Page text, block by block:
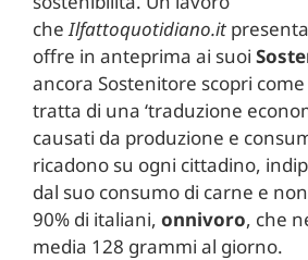
cheIlfattoquotidiano.it
offre in anteprima ai suoi
ancora Sostenitore scopri
tratta di una ‘traduzione
causati da produzione e
ricadono su ogni cittadino,
dal suo consumo di carne e
90% di italiani, onnivoro, che
media 128 grammi al giorno.